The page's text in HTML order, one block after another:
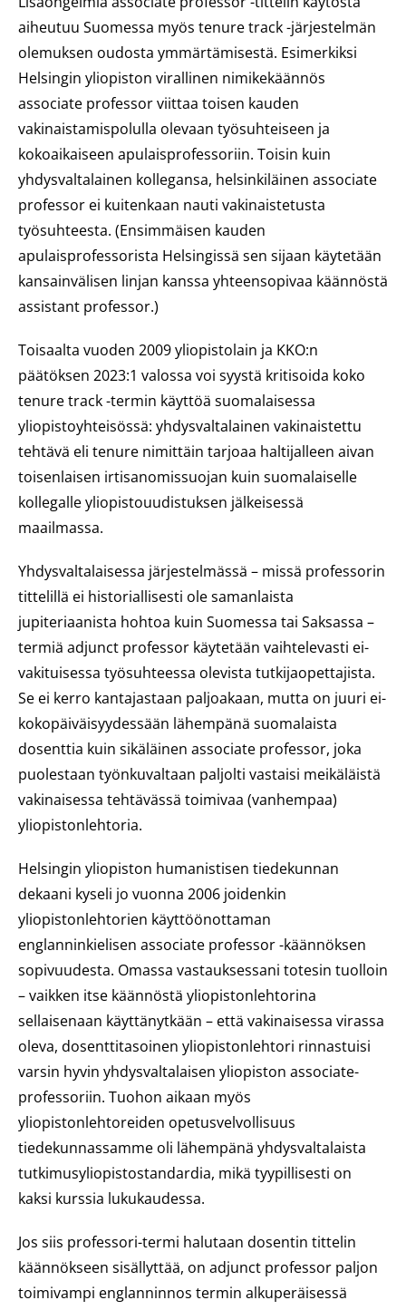
aiheutuu Suomessa myös tenure track-järjestelmän
olemuksen oudosta ymmärtämisestä. Esimerkiksi
Helsingin yliopiston virallinen nimikekäännös
associate professorviittaa toisen kauden
vakinaistamispolulla olevaan työsuhteiseen ja
kokoaikaiseen apulaisprofessoriin. Toisin kuin
yhdysvaltalainen kollegansa, helsinkiläinen associate
professor ei kuitenkaan nauti vakinaistetusta
työsuhteesta. (Ensimmäisen kauden
apulaisprofessorista Helsingissä sen sijaan käytetään
kansainvälisen linjan kanssa yhteensopivaa käännöstä
assistant professor.)
Toisaalta vuoden 2009 yliopistolain ja KKO:n
päätöksen 2023:1 valossa voi syystä kritisoida koko
tenure track-termin käyttöä suomalaisessa
yliopistoyhteisössä: yhdysvaltalainen vakinaistettu
tehtävä eli tenure nimittäin tarjoaa haltijalleen aivan
toisenlaisen irtisanomissuojan kuin suomalaiselle
kollegalle yliopistouudistuksen jälkeisessä
maailmassa.
Yhdysvaltalaisessa järjestelmässä – missä professorin
tittelillä ei historiallisesti ole samanlaista
jupiteriaanista hohtoa kuin Suomessa tai Saksassa –
termiä adjunct professor käytetään vaihtelevasti ei-
vakituisessa työsuhteessa olevista tutkijaopettajista.
Se ei kerro kantajastaan paljoakaan, mutta on juuri ei-
kokopäiväisyydessään lähempänä suomalaista
dosenttia kuin sikäläinen associate professor, joka
puolestaan työnkuvaltaan paljolti vastaisi meikäläistä
vakinaisessa tehtävässä toimivaa (vanhempaa)
yliopistonlehtoria.
Helsingin yliopiston humanistisen tiedekunnan
dekaani kyseli jo vuonna 2006 joidenkin
yliopistonlehtorien käyttöönottaman
englanninkielisen associate professor-käännöksen
sopivuudesta. Omassa vastauksessani totesin tuolloin
– vaikken itse käännöstä yliopistonlehtorina
sellaisenaan käyttänytkään – että vakinaisessa virassa
oleva, dosenttitasoinen yliopistonlehtori rinnastuisi
varsin hyvin yhdysvaltalaisen yliopiston associate-
professoriin. Tuohon aikaan myös
yliopistonlehtoreiden opetusvelvollisuus
tiedekunnassamme oli lähempänä yhdysvaltalaista
tutkimusyliopistostandardia, mikä tyypillisesti on
kaksi kurssia lukukaudessa.
Jos siis professori-termi halutaan dosentin tittelin
käännökseen sisällyttää, on adjunct professor paljon
toimivampi englanninnos termin alkuperäisessä